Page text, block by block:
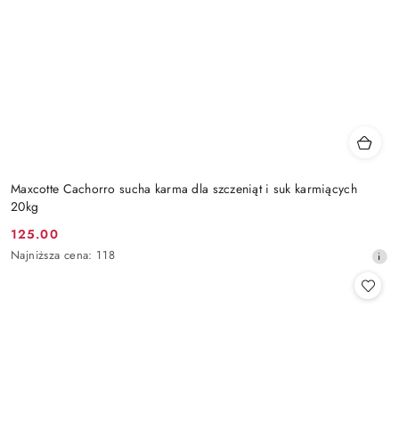
Maxcotte Cachorro sucha karma dla szczeniąt i suk karmiących
20kg
Cena
promocyjna:
125.00
Najniższa
Najniższa cena: 118